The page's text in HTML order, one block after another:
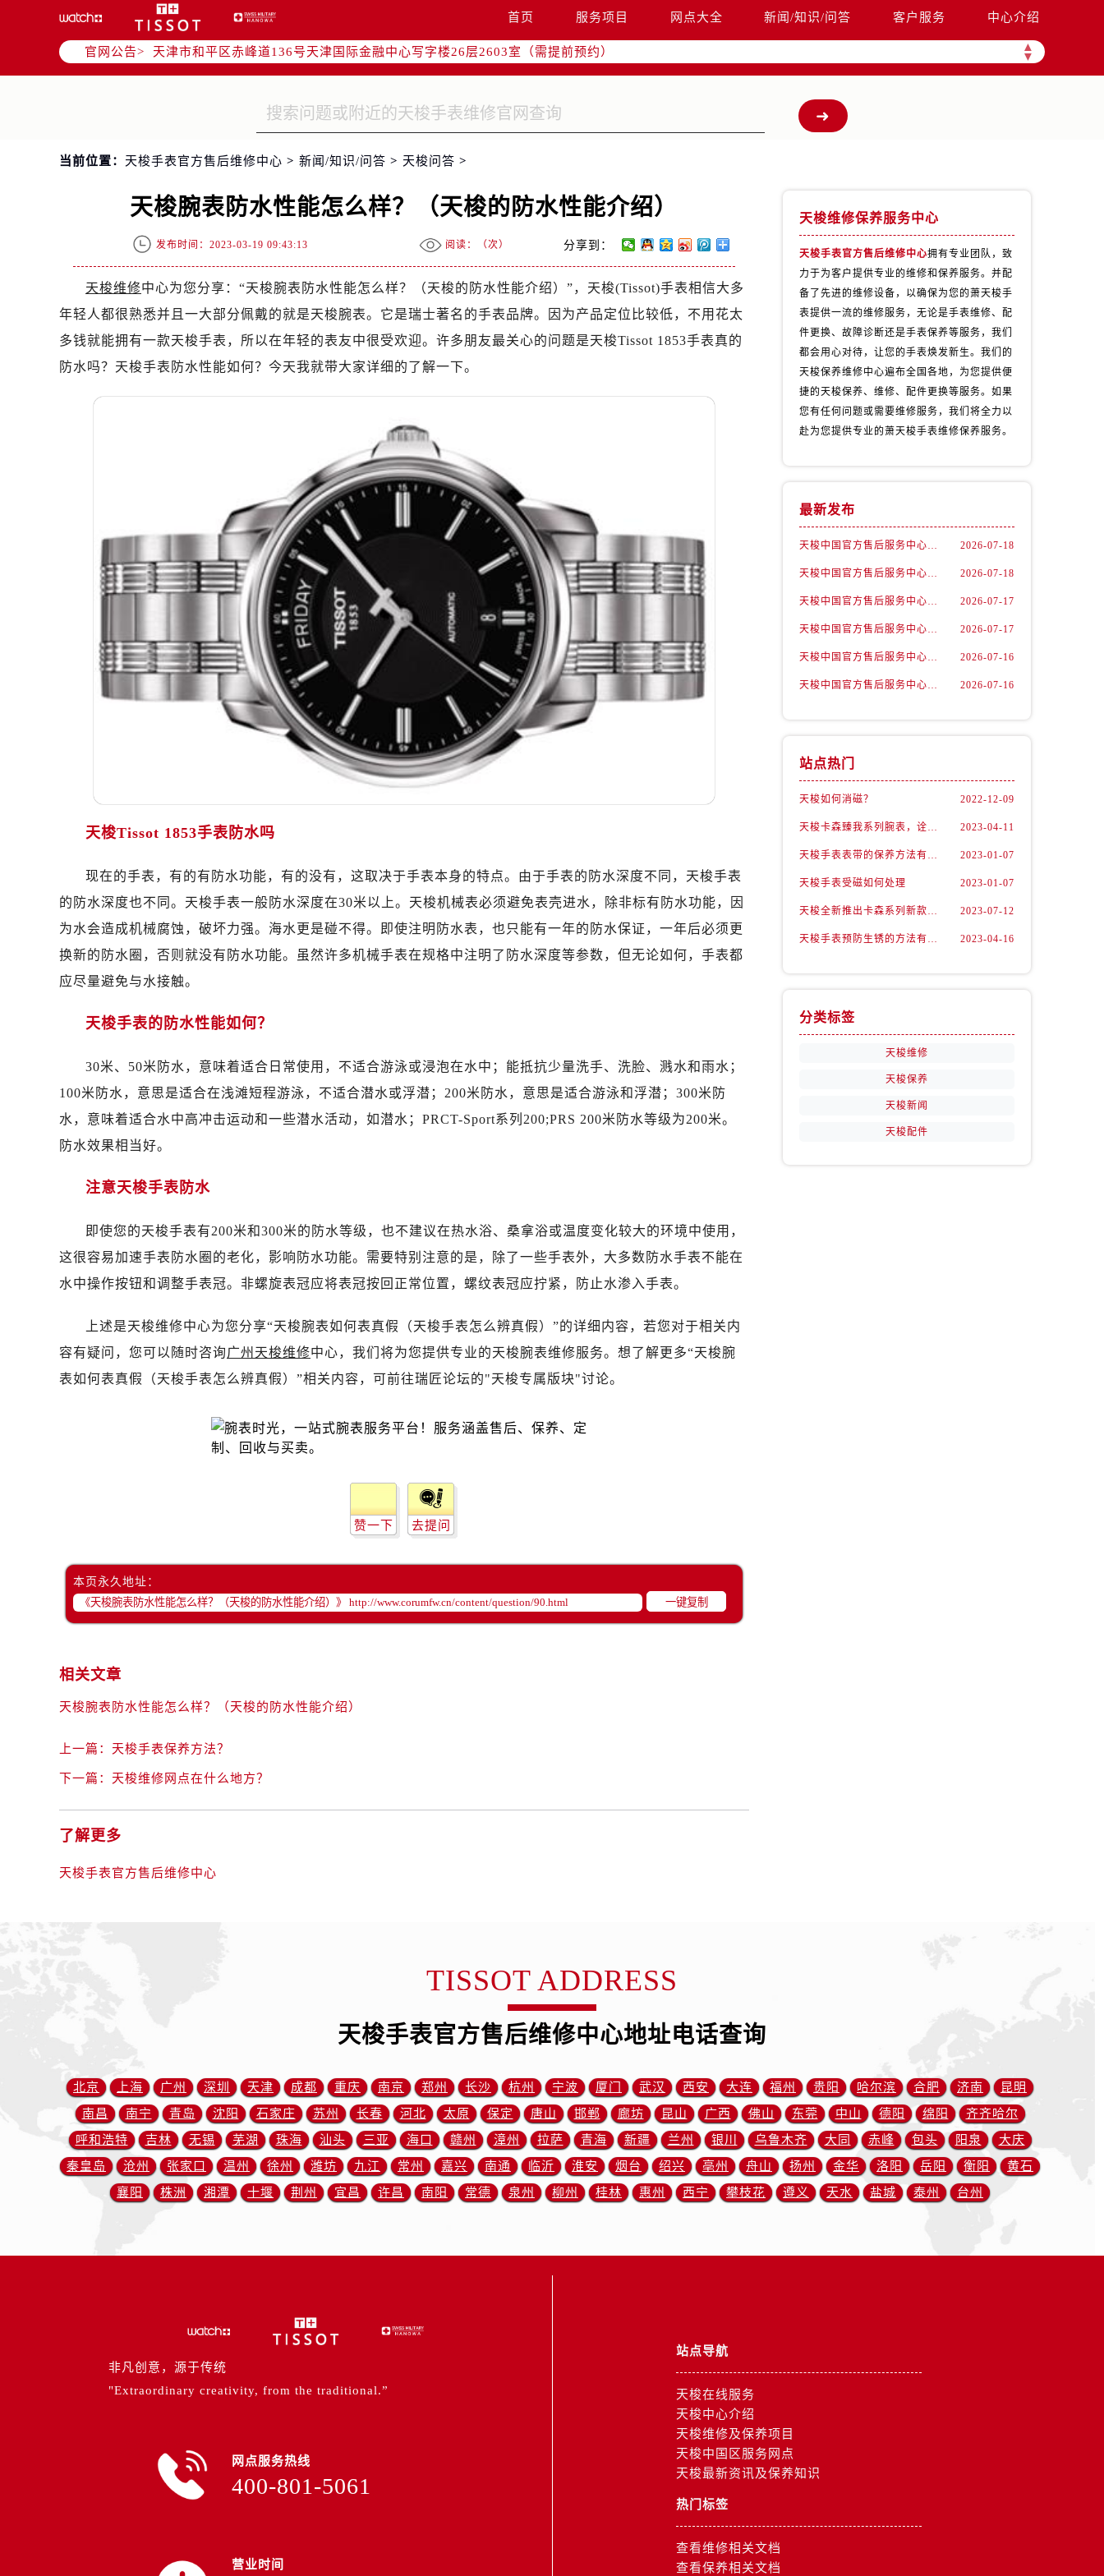
首页 服务项目 网点大全 新闻/知识/问答 客户服务 中心介绍
官网公告> ▲
▼
北京市东城区东长安街1号东方广场写字楼W3座6层602室（需提前预约）
北京市朝阳区建国门外大街甲6号华熙国际中心写字楼D座11层1102室（需提前预约）
天津市和平区赤峰道136号天津国际金融中心写字楼26层2603室（需提前预约）
上海市徐汇区虹桥路3号港汇中心写字楼2座37层3705室（需提前预约）
南京市秦淮区中山南路1号（新街口）南京中心写字楼22层C1-1室（需提前预约）
徐州市鼓楼区淮海东路29号苏宁广场IFC国际金融中心写字楼35层3508室（需提前预约）
盐城市盐都区世纪大道5号盐城金融城写字楼1号楼16层1604室（需提前预约）
泰州市海陵区永定东路399号置地商务中心东塔写字楼（华润万象城）17层1706室（需提前预约）
杭州市上城区钱江路1366号华润大厦写字楼A座5层503-5室（需提前预约）
金华市金东区东市南街777号金华万达广场写字楼4号楼22层2209室（需提前预约）
嘉兴市南湖区广益路705号嘉兴世界贸易中心写字楼A座13层1304室（需提前预约）
南昌市红谷滩新区红谷中大道998号绿地双子塔（中央广场）A1座办公楼14层07室（需提前预约）
济南市历下区经十路11111号华润中心写字楼（万象城）15层1508室（需提前预约）
广州市越秀区环市东路371-375号世界贸易中心大厦南塔写字楼15层07室（需提前预约）
深圳市罗湖区深南东路5001号华润大厦写字楼17层1701室（需提前预约）
惠州市惠城区江北文昌一路7号华贸大厦写字楼1座30层05室（需提前预约）
厦门市思明区湖滨东路95号华润大厦写字楼B座11层1104室（需提前预约）
福州市鼓楼区五四路128-1号恒力城写字楼15层03室（需提前预约）
成都市锦江区人民东路6号SAC东原中心写字楼24层2406B室（需提前预约）
重庆市江北区观音桥步行街2号融恒时代广场写字楼9层902室（需提前预约）
长沙市芙蓉区定王台街道建湘路393号世茂环球金融中心写字楼（芙蓉广场）10层13室（需提前预约）
郑州市二七区铭功路10号华润大厦写字楼29层2905室（需提前预约）
太原市迎泽区解放路15号亨得利名表服务中心（品牌授权店）3层整层（需提前预约）
沈阳市沈河区中街路137号亨得利名表服务中心（品牌授权店）1层整层（需提前预约）
沈阳市沈河区中街路83号亨得利名表服务中心（品牌授权店）1层整层（需提前预约）
乌鲁木齐市天山区红山路26号时代广场（CCMALL）C座17层17-B（需提前预约）
温州市鹿城区锦绣路1067号置信广场10层1015室（需提前预约）
哈尔滨市道里区友谊西路600号富力中心T2座写字楼29层03室（需提前预约）
大连市中山区人民路15号国际金融大厦7层G室（需提前预约）
东莞市东城街道鸿福东路1号民盈国贸中心T1写字楼9层907室（需提前预约）
南通市崇川区工农路57号圆融广场写字楼16层1603室（需提前预约）
苏州市苏州工业园区星港街199号苏州中心办公楼C座22层08室（需提前预约）
武汉市江汉区解放大道686号世界贸易大厦38层09室（需提前预约）
南宁市青秀区金湖路59号地王大厦12楼1224室（需提前预约）
合肥市蜀山区潜山路111号万象城华润大厦B座12楼03室（需提前预约）
青岛市南区山东路6号华润大厦B座22层04室（需提前预约）
长春市朝阳区西安大路727号中银大厦A座(旺进大厦)18层09室（需提前预约）
贵阳市南明区都司高架桥路33号亨特国际金融中心14楼14D（需提前预约）
昆明市盘龙区北京路928号同德昆明广场写字楼10层06室（需提前预约）
西安市碑林区南关正街88号华侨城长安国际中心E座6楼10室（需提前预约）
海口市龙华区金贸东路5号海口华润大厦B座17层1707室（需提前预约）
台州市椒江区东海大道1800号腾达中心东1幢20楼2002室（需提前预约）
内蒙古自治区呼和浩特市玉泉区大学西街70号华润万象城写字楼（鄂尔多斯大厦）23层2326室（需提前预约）
重庆市解放碑渝中区民权路28号英利国际金融中心写字楼20层01室（需提前预约）
黑龙江省大庆市萨尔图区会战大街售后服务中心（需提前预约）
黑龙江省黑河市爱辉区中央街售后服务中心（需提前预约）
黑龙江省鸡西市鸡冠区红军路售后服务中心（需提前预约）
黑龙江省牡丹江市东安区太平路售后服务中心（需提前预约）
黑龙江省七台河市桃山区大同街售后服务中心（需提前预约）
黑龙江省双鸭山市尖山区新兴大街售后服务中心（需提前预约）
黑龙江省绥化市北林区新华街与康庄路交叉口售后服务中心（需提前预约）
吉林省白山市浑江区浑江大街售后服务中心（需提前预约）
吉林省吉林市船营区河南街售后服务中心（需提前预约）
吉林省松原市宁江区五环大街售后服务中心（需提前预约）
吉林省延边市延吉市解放路售后服务中心（需提前预约）
辽宁省鞍山市铁东区站前街售后服务中心（需提前预约）
辽宁省抚顺市新抚区东一路售后服务中心（需提前预约）
辽宁省盘锦市兴隆台区石油大街售后服务中心（需提前预约）
辽宁省营口市站前区市府路与渤海大街交叉口售后服务中心（需提前预约）
辽宁省沈阳市沈河区中街路83号亨得利名表维修授权店1楼售后服务中心（需提前预约）
北京市朝阳区建国门外大街甲6号华熙国际中心D座11层1102室售后服务中心（需提前预约）
北京市东城区东长安街1号王府井东方广场W3座6层602室售后服务中心（需提前预约）
河北省保定市竞秀区朝阳北大街北国先天下售后服务中心（需提前预约）
内蒙古自治区阿拉善盟市左旗土尔扈特大街售后服务中心（需提前预约）
内蒙古自治区巴彦淖尔市临河区新华街售后服务中心（需提前预约）
内蒙古自治区鄂尔多斯市东胜区伊金霍洛街售后服务中心（需提前预约）
内蒙古自治区乌海市海勃湾区人民南路售后服务中心（需提前预约）
内蒙古自治区锡林郭勒盟市锡林浩特市光明街与额尔敦路交叉口售后服务中心（需提前预约）
内蒙古自治区兴安盟市乌兰浩特市兴安大街售后服务中心（需提前预约）
山西省晋中市榆次区顺城街售后服务中心（需提前预约）
山西省临汾市尧都区解放路售后服务中心（需提前预约）
山西省忻州市忻府区和平东街与七一南路交叉口售后服务中心（需提前预约）
当前位置： 天梭手表官方售后维修中心 > 新闻/知识/问答 > 天梭问答 >
天梭腕表防水性能怎么样？（天梭的防水性能介绍）
发布时间：2023-03-19 09:43:13 阅读：（次） 分享到：
天梭维修中心为您分享：“天梭腕表防水性能怎么样？（天梭的防水性能介绍）”，天梭(Tissot)手表相信大多
年轻人都很熟悉并且一大部分佩戴的就是天梭腕表。它是瑞士著名的手表品牌。因为产品定位比较低，不用花太
多钱就能拥有一款天梭手表，所以在年轻的表友中很受欢迎。许多朋友最关心的问题是天梭Tissot 1853手表真的
防水吗？天梭手表防水性能如何？今天我就带大家详细的了解一下。
天梭Tissot 1853手表防水吗
现在的手表，有的有防水功能，有的没有，这取决于手表本身的特点。由于手表的防水深度不同，天梭手表
的防水深度也不同。天梭手表一般防水深度在30米以上。天梭机械表必须避免表壳进水，除非标有防水功能，因
为水会造成机械腐蚀，破坏力强。海水更是碰不得。即使注明防水表，也只能有一年的防水保证，一年后必须更
换新的防水圈，否则就没有防水功能。虽然许多机械手表在规格中注明了防水深度等参数，但无论如何，手表都
应尽量避免与水接触。
天梭手表的防水性能如何？
30米、50米防水，意味着适合日常使用，不适合游泳或浸泡在水中；能抵抗少量洗手、洗脸、溅水和雨水；
100米防水，意思是适合在浅滩短程游泳，不适合潜水或浮潜；200米防水，意思是适合游泳和浮潜；300米防
水，意味着适合水中高冲击运动和一些潜水活动，如潜水；PRCT-Sport系列200;PRS 200米防水等级为200米。
防水效果相当好。
注意天梭手表防水
即使您的天梭手表有200米和300米的防水等级，也不建议在热水浴、桑拿浴或温度变化较大的环境中使用，
这很容易加速手表防水圈的老化，影响防水功能。需要特别注意的是，除了一些手表外，大多数防水手表不能在
水中操作按钮和调整手表冠。非螺旋表冠应将表冠按回正常位置，螺纹表冠应拧紧，防止水渗入手表。
上述是天梭维修中心为您分享“天梭腕表如何表真假（天梭手表怎么辨真假）”的详细内容，若您对于相关内
容有疑问，您可以随时咨询广州天梭维修中心，我们将为您提供专业的天梭腕表维修服务。想了解更多“天梭腕
表如何表真假（天梭手表怎么辨真假）”相关内容，可前往瑞匠论坛的"天梭专属版块"讨论。
赞一下 去提问
本页永久地址：
一键复制
相关文章
天梭腕表防水性能怎么样？（天梭的防水性能介绍）
上一篇： 天梭手表保养方法？
下一篇： 天梭维修网点在什么地方？
了解更多
天梭手表官方售后维修中心
天梭维修保养服务中心
天梭手表官方售后维修中心拥有专业团队，致
力于为客户提供专业的维修和保养服务。并配
备了先进的维修设备，以确保为您的萧天梭手
表提供一流的维修服务，无论是手表维修、配
件更换、故障诊断还是手表保养等服务，我们
都会用心对待，让您的手表焕发新生。我们的
天梭保养维修中心遍布全国各地，为您提供便
捷的天梭保养、维修、配件更换等服务。如果
您有任何问题或需要维修服务，我们将全力以
赴为您提供专业的萧天梭手表维修保养服务。
最新发布
天梭中国官方售后服务中心｜地址及官方客服服务电话权威信息通告（2026年7月最新） 2026-07-18
天梭中国官方售后服务中心｜全新官方服务电话与地址权威信息通知（2026年7月最新） 2026-07-18
天梭中国官方售后服务中心｜完整地址与售后热线权威信息声明（2026年7月最新） 2026-07-17
天梭中国官方售后服务中心｜全部网点地址与售后热线权威信息通知（2026年7月最新） 2026-07-17
天梭中国官方售后服务中心｜官方地址与售后电话权威信息声明（2026年7月最新） 2026-07-16
天梭中国官方售后服务中心｜热线电话与完整地址权威信息声明（2026年7月最新） 2026-07-16
站点热门
天梭如何消磁？ 2022-12-09
天梭卡森臻我系列腕表，诠释着新青年的生活态度 2023-04-11
天梭手表表带的保养方法有哪些？ 2023-01-07
天梭手表受磁如何处理 2023-01-07
天梭全新推出卡森系列新款腕表 2023-07-12
天梭手表预防生锈的方法有什么？（预防方法） 2023-04-16
分类标签
天梭维修
天梭保养
天梭新闻
天梭配件
TISSOT ADDRESS
天梭手表官方售后维修中心地址电话查询
北京 上海 广州 深圳 天津 成都 重庆 南京 郑州 长沙 杭州 宁波 厦门 武汉 西安 大连 福州 贵阳 哈尔滨 合肥 济南
昆明
南昌
南宁 青岛 沈阳 石家庄 苏州 长春 河北 太原 保定 唐山 邯郸 廊坊 昆山 广西 佛山 东莞 中山 德阳 绵阳
齐齐哈尔
呼和浩特
吉林 无锡 芜湖 珠海 汕头 三亚 海口 赣州 漳州 拉萨 青海 新疆 兰州 银川 乌鲁木齐 大同 赤峰 包头 阳泉
大庆
秦皇岛
沧州 张家口 温州 徐州 潍坊 九江 常州 嘉兴 南通 临沂 淮安 烟台 绍兴 亳州 舟山 扬州 金华 洛阳 岳阳 衡阳
黄石
襄阳
株洲 湘潭 十堰 荆州 宜昌 许昌 南阳 常德 泉州 柳州 桂林 惠州 西宁 攀枝花 遵义 天水 盐城 泰州 台州
非凡创意，源于传统
"Extraordinary creativity, from the traditional.”
网点服务热线
400-801-5061
营业时间
站点导航
天梭在线服务
天梭中心介绍
天梭维修及保养项目
天梭中国区服务网点
天梭最新资讯及保养知识
热门标签
查看维修相关文档
查看保养相关文档